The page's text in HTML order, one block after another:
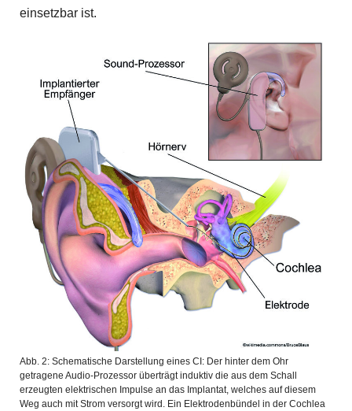
einsetzbar ist.
Abb. 2: Schematische Darstellung eines CI: Der hinter dem Ohr
getragene Audio-Prozessor überträgt induktiv die aus dem Schall
erzeugten elektrischen Impulse an das Implantat, welches auf diesem
Weg auch mit Strom versorgt wird. Ein Elektrodenbündel in der Cochlea